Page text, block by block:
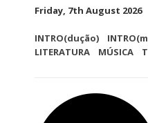
Friday, 7th August 2026
INTRO(dução)
LITERATURA
MÚSICA